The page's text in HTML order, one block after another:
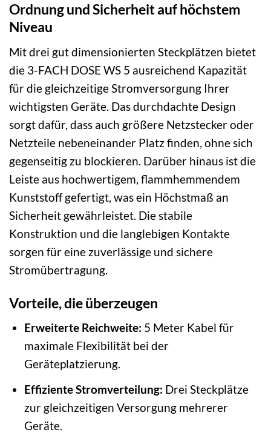
Ordnung und Sicherheit auf höchstem
Niveau
Mit drei gut dimensionierten Steckplätzen bietet
die 3-FACH DOSE WS 5 ausreichend Kapazität
für die gleichzeitige Stromversorgung Ihrer
wichtigsten Geräte. Das durchdachte Design
sorgt dafür, dass auch größere Netzstecker oder
Netzteile nebeneinander Platz finden, ohne sich
gegenseitig zu blockieren. Darüber hinaus ist die
Leiste aus hochwertigem, flammhemmendem
Kunststoff gefertigt, was ein Höchstmaß an
Sicherheit gewährleistet. Die stabile
Konstruktion und die langlebigen Kontakte
sorgen für eine zuverlässige und sichere
Stromübertragung.
Vorteile, die überzeugen
Erweiterte Reichweite: 5 Meter Kabel für
maximale Flexibilität bei der
Geräteplatzierung.
Effiziente Stromverteilung: Drei Steckplätze
zur gleichzeitigen Versorgung mehrerer
Geräte.